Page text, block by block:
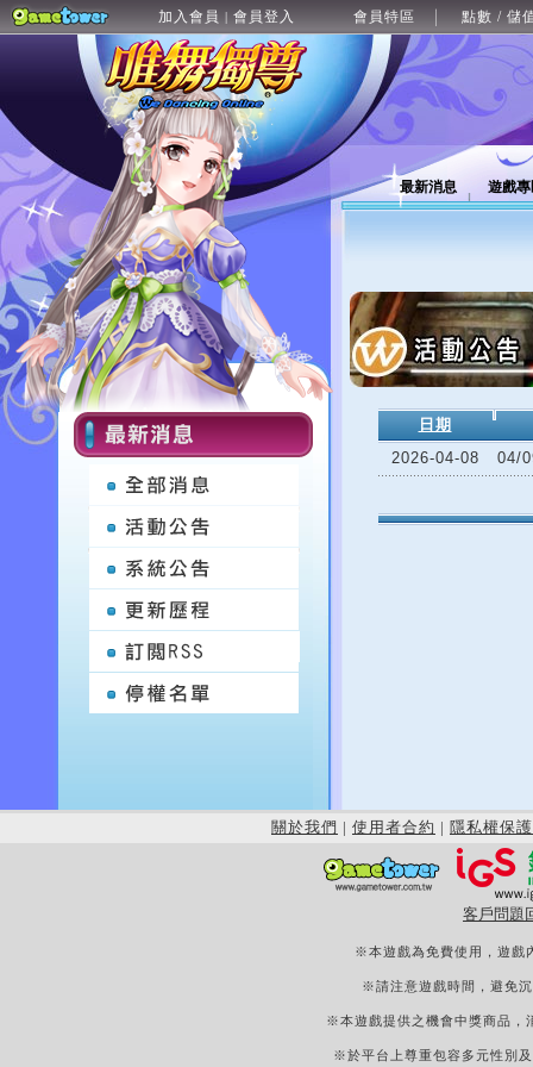
加入會員 | 會員登入 會員特區 點數 / 儲
最新消息 遊戲
日期
2026-04-08
04/
關於我們 | 使用者合約 | 隱私權保護
客戶問題
※本遊戲為免費使用，遊戲
※請注意遊戲時間，避免
※本遊戲提供之機會中獎商品，
※於平台上尊重包容多元性別